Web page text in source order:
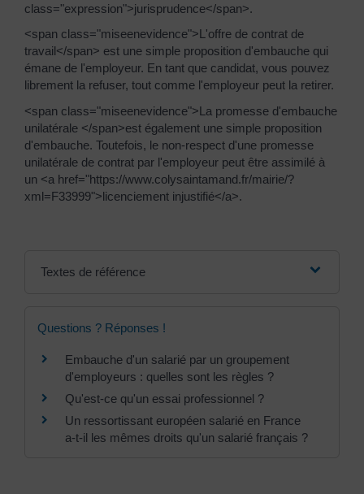
class="expression">jurisprudence</span>.
<span class="miseenevidence">L'offre de contrat de
travail</span> est une simple proposition d'embauche qui
émane de l'employeur. En tant que candidat, vous pouvez
librement la refuser, tout comme l'employeur peut la retirer.
<span class="miseenevidence">La promesse d'embauche
unilatérale </span>est également une simple proposition
d'embauche. Toutefois, le non-respect d'une promesse
unilatérale de contrat par l'employeur peut être assimilé à
un <a href="https://www.colysaintamand.fr/mairie/?
xml=F33999">licenciement injustifié</a>.
Textes de référence
Questions ? Réponses !
Embauche d'un salarié par un groupement
d'employeurs : quelles sont les règles ?
Qu'est-ce qu'un essai professionnel ?
Un ressortissant européen salarié en France
a-t-il les mêmes droits qu'un salarié français ?